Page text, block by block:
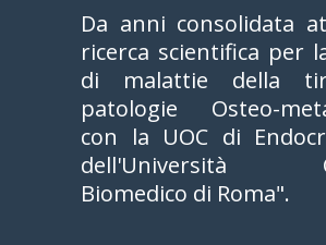
Da anni consolidata
ricerca scientifica per
di malattie della
patologie Osteo-
con la UOC di
dell'Università
Biomedico di Roma".